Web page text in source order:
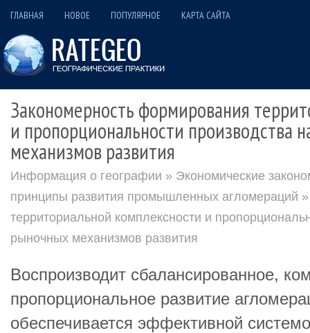
ГЛАВНАЯ НОВОЕ ПОПУЛЯРНОЕ КАРТА САЙТА
Закономерность формирования
и пропорциональности производства
механизмов развития
Информация о географии » Экономические
принципы развития промышленных агломераций
территориальной комплексности и
рыночных механизмов развития
Воспроизводит сбалансированное,
пропорциональное развитие
обеспечивается эффективной